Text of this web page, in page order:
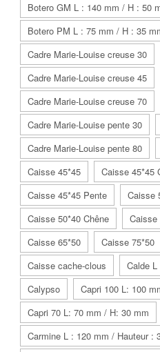
Botero GM L : 140 mm / H : 50
Botero PM L : 75 mm / H : 35
Cadre Marie-Louise creuse 30
Cadre Marie-Louise creuse 45
Cadre Marie-Louise creuse 70
Cadre Marie-Louise pente 30
Cadre Marie-Louise pente 80
Caisse 45*45
Caisse 45*45
Caisse 45*45 Pente
Caisse
Caisse 50*40 Chêne
Caisse
Caisse 65*50
Caisse 75*50
Caisse cache-clous
Calde
Calypso
Capri 100 L: 100
Capri 70 L: 70 mm / H: 30 mm
Carmine L : 120 mm / Hauteur :